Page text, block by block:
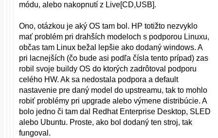
módu, alebo nakopnutí z Live[CD,USB].
Ono, otázkou je aký OS tam bol. HP totižto nezvyklo
mať problém pri drahších modeloch s podporou Linuxu,
občas tam Linux bežal lepšie ako dodaný windows. A
pri lacnejších (čo bude asi podľa čísla tento prípad) zas
robil svoje buildy OS do ktorých zadrôtoval podporu
celého HW. Ak sa nedostala podpora a default
nastavenie pre daný model do upstreamu, tak to mohlo
robiť problémy pri upgrade alebo výmene distribúcie. A
bolo jedno či tam dal Redhat Enterprise Desktop, SLED
alebo Ubuntu. Proste, ako bol dodaný ten stroj, tak
fungoval.